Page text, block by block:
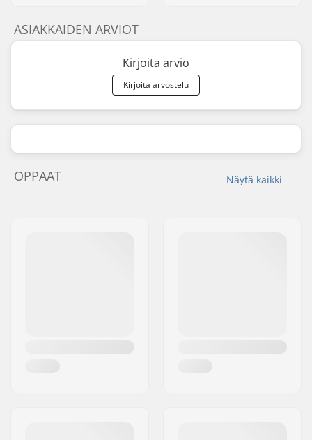
ASIAKKAIDEN ARVIOT
Kirjoita arvio
Kirjoita arvostelu
Näytä kaikki
OPPAAT